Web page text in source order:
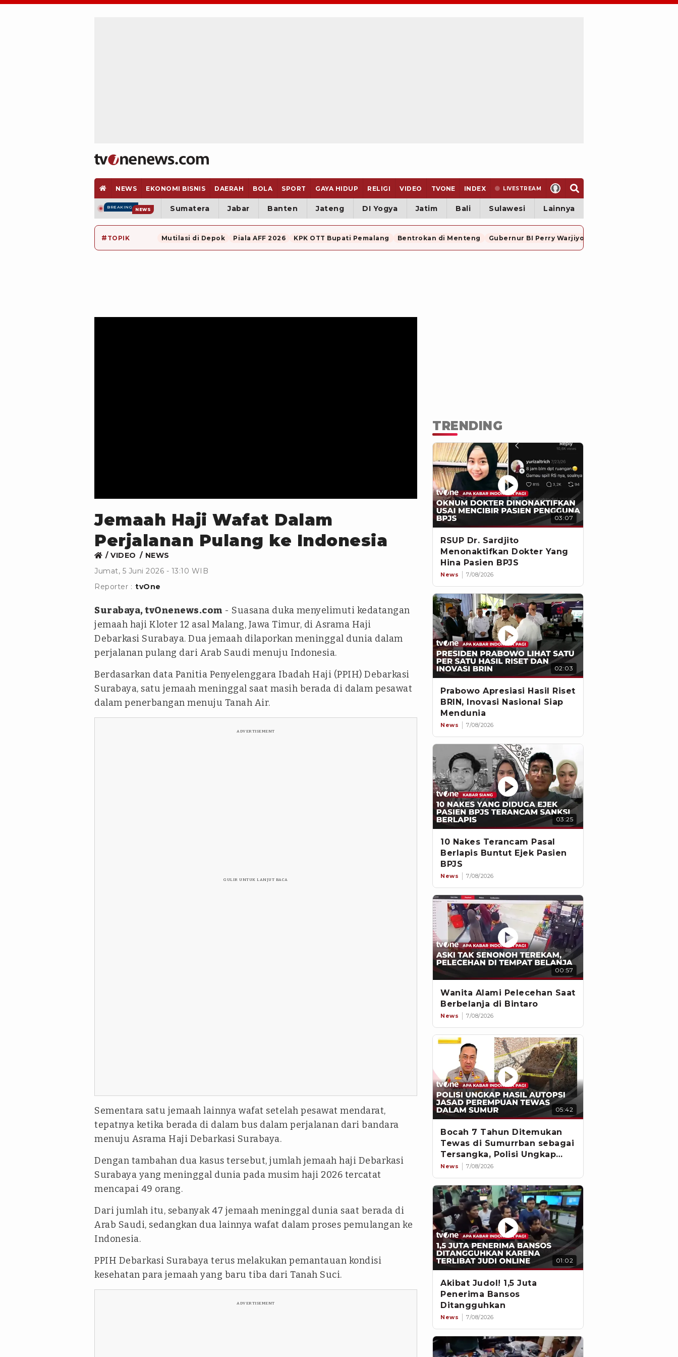
NEWS EKONOMI BISNIS DAERAH BOLA SPORT GAYA HIDUP RELIGI VIDEO TVONE INDEX LIVESTREAM
BREAKING NEWS Sumatera Jabar Banten Jateng DI Yogya Jatim Bali Sulawesi Lainnya
# TOPIK Mutilasi di Depok Piala AFF 2026 KPK OTT Bupati Pemalang Bentrokan di Menteng Gubernur BI Perry Warjiyo Mundur
Jemaah Haji Wafat Dalam
Perjalanan Pulang ke Indonesia
VIDEO
NEWS
Jumat, 5 Juni 2026 - 13:10 WIB
Reporter : tvOne
Surabaya, tvOnenews.com - Suasana duka menyelimuti kedatangan
jemaah haji Kloter 12 asal Malang, Jawa Timur, di Asrama Haji
Debarkasi Surabaya. Dua jemaah dilaporkan meninggal dunia dalam
perjalanan pulang dari Arab Saudi menuju Indonesia.
Berdasarkan data Panitia Penyelenggara Ibadah Haji (PPIH) Debarkasi
Surabaya, satu jemaah meninggal saat masih berada di dalam pesawat
dalam penerbangan menuju Tanah Air.
ADVERTISEMENT
GULIR UNTUK LANJUT BACA
Sementara satu jemaah lainnya wafat setelah pesawat mendarat,
tepatnya ketika berada di dalam bus dalam perjalanan dari bandara
menuju Asrama Haji Debarkasi Surabaya.
Dengan tambahan dua kasus tersebut, jumlah jemaah haji Debarkasi
Surabaya yang meninggal dunia pada musim haji 2026 tercatat
mencapai 49 orang.
Dari jumlah itu, sebanyak 47 jemaah meninggal dunia saat berada di
Arab Saudi, sedangkan dua lainnya wafat dalam proses pemulangan ke
Indonesia.
PPIH Debarkasi Surabaya terus melakukan pemantauan kondisi
kesehatan para jemaah yang baru tiba dari Tanah Suci.
ADVERTISEMENT
TRENDING
03:07
RSUP Dr. Sardjito
Menonaktifkan Dokter Yang
Hina Pasien BPJS
News 7/08/2026
02:03
Prabowo Apresiasi Hasil Riset
BRIN, Inovasi Nasional Siap
Mendunia
News 7/08/2026
03:25
10 Nakes Terancam Pasal
Berlapis Buntut Ejek Pasien
BPJS
News 7/08/2026
00:57
Wanita Alami Pelecehan Saat
Berbelanja di Bintaro
News 7/08/2026
05:42
Bocah 7 Tahun Ditemukan
Tewas di Sumurrban sebagai
Tersangka, Polisi Ungkap
Investigasi
News 7/08/2026
01:02
Akibat Judol! 1,5 Juta
Penerima Bansos
Ditangguhkan
News 7/08/2026